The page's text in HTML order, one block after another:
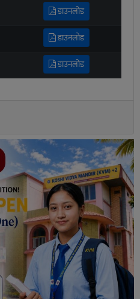
डाउनलोड
डाउनलोड
डाउनलोड